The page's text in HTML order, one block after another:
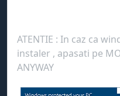
ATENTIE : In caz ca
instaler , apasati pe
ANYWAY